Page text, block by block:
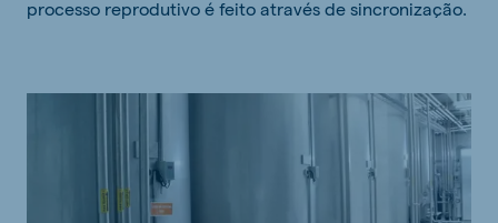
processo reprodutivo é feito através de sincronização.